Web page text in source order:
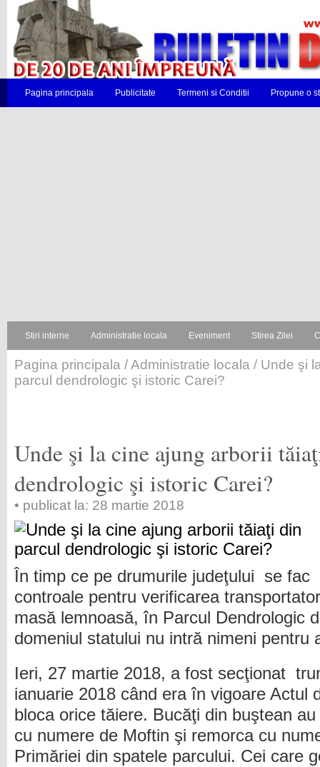
Pagina principala Publicitate Termeni si Conditii Propune o
Stiri interne Administratie locala Eveniment Stirea Zilei
Pagina principala /Administratie locala / Unde şi
parcul dendrologic şi istoric Carei?
Unde şi la cine ajung arborii
dendrologic şi istoric Carei?
• publicat la: 28 martie 2018
În timp ce pe drumurile judeţului se fac
controale pentru verificarea
masă lemnoasă, în Parcul Dendrologic
domeniul statului nu intră nimeni pentru
Ieri, 27 martie 2018, a fost secţionat
ianuarie 2018 când era în vigoare Actul
bloca orice tăiere. Bucăţi din buştean
cu numere de Moftin şi remorca cu
Primăriei din spatele parcului. Cei care